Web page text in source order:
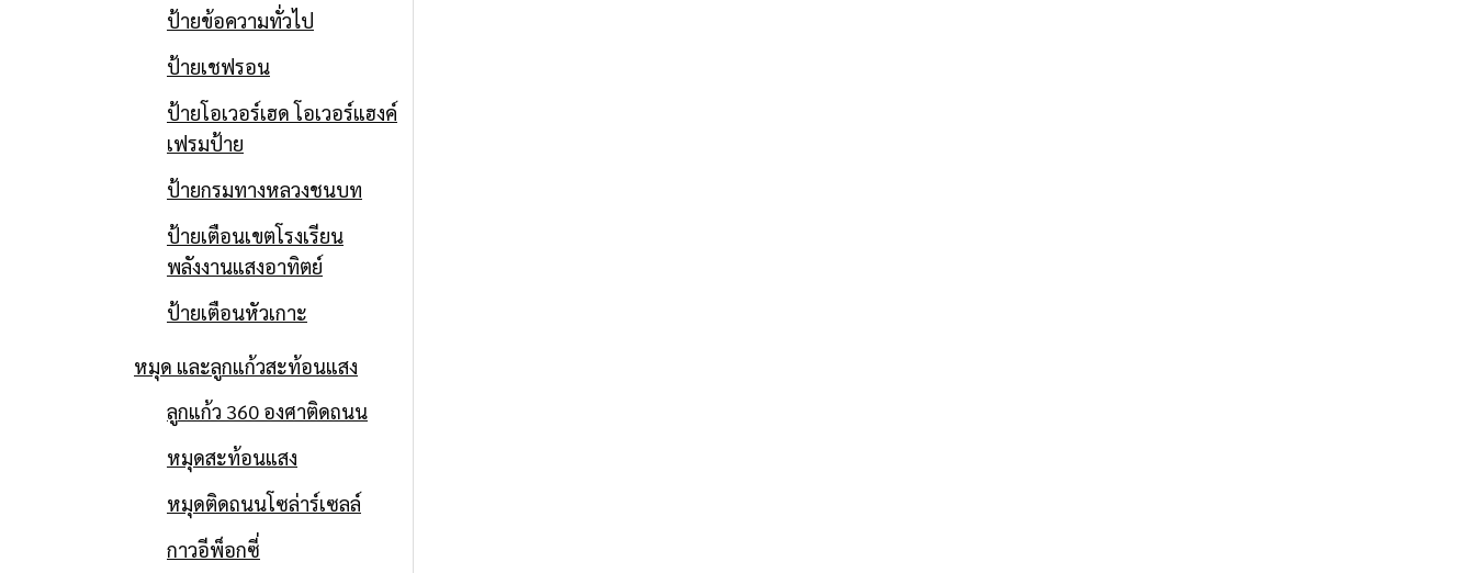
ป้ายข้อความทั่วไป
ป้ายเชฟรอน
ป้ายโอเวอร์เฮด โอเวอร์แฮงค์
เฟรมป้าย
ป้ายกรมทางหลวงชนบท
ป้ายเตือนเขตโรงเรียน
พลังงานแสงอาทิตย์
ป้ายเตือนหัวเกาะ
หมุด และลูกแก้วสะท้อนแสง
ลูกแก้ว 360 องศาติดถนน
หมุดสะท้อนแสง
หมุดติดถนนโซล่าร์เซลล์
กาวอีพ็อกซี่